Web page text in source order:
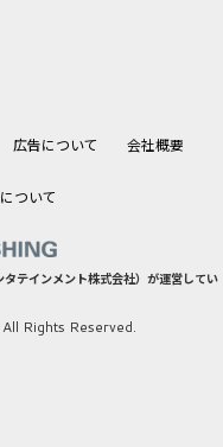
広告について 会社概要
ついて
テインメント株式会社）が運営してい
Rights Reserved.